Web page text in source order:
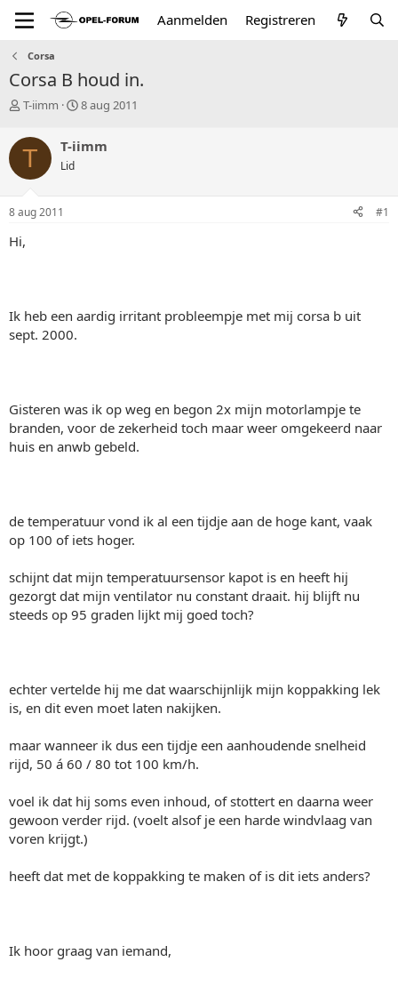
Aanmelden Registreren
Corsa
Corsa B houd in.
T
p
i
s
a
t
T-iimm
S
r
a
8 aug 2011
T T-iimm
Lid
8 aug 2011 #1
Hi,
Ik heb een aardig irritant probleempje met mij corsa b uit
sept. 2000.
Gisteren was ik op weg en begon 2x mijn motorlampje te
branden, voor de zekerheid toch maar weer omgekeerd naar
huis en anwb gebeld.
de temperatuur vond ik al een tijdje aan de hoge kant, vaak
op 100 of iets hoger.
schijnt dat mijn temperatuursensor kapot is en heeft hij
gezorgt dat mijn ventilator nu constant draait. hij blijft nu
steeds op 95 graden lijkt mij goed toch?
echter vertelde hij me dat waarschijnlijk mijn koppakking lek
is, en dit even moet laten nakijken.
maar wanneer ik dus een tijdje een aanhoudende snelheid
rijd, 50 á 60 / 80 tot 100 km/h.
voel ik dat hij soms even inhoud, of stottert en daarna weer
gewoon verder rijd. (voelt alsof je een harde windvlaag van
voren krijgt.)
heeft dat met de koppakking te maken of is dit iets anders?
Ik hoor graag van iemand,